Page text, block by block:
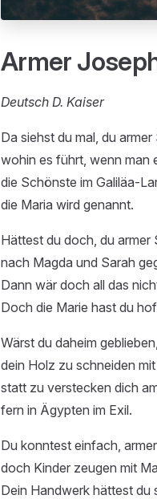
Armer
Deutsch D. Kaiser
Da siehst du mal, du armer
wohin es führt, wenn man
die Schönste im Galiläa-
die Maria wird genannt.
Hättest du doch, du armer
nach Magda und Sarah
Dann wär doch all das
Doch die Marie hast du
Wärst du daheim
dein Holz zu schneiden mit
statt zu verstecken dich
fern in Ägypten im Exil.
Du konntest einfach, armer
doch Kinder zeugen mit
Dein Handwerk hättest du